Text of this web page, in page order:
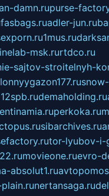
damn.rupurse-
fasbags.ruadler-jun.ru
1mus.ru
msk.rurtdco.ru
sajtov-stroitelnyh-
demaholding.ru
perkoka.ru
sibarchives.ru
tor-lyubov-i-
movieone.ruevro-
absolut1.ru
nertansaga.ru